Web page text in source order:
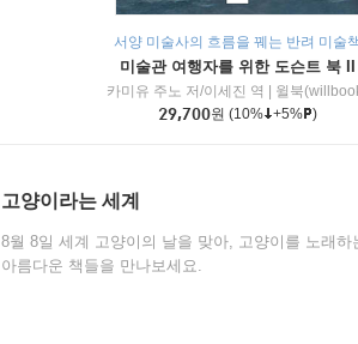
서양 미술사의 흐름을 꿰는 반려 미술
미술관 여행자를 위한 도슨트 북 II
카미유 주노 저/이세진 역
윌북
29,700원 (10% +5% )
고양이라는 세계
8월 8일 세계 고양이의 날을 맞아, 고양이를 노래하
아름다운 책들을 만나보세요.